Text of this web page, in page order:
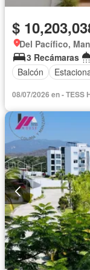
$
Del Pacífico,
3 Recámaras
Balcón
08/07/2026 en - TESS